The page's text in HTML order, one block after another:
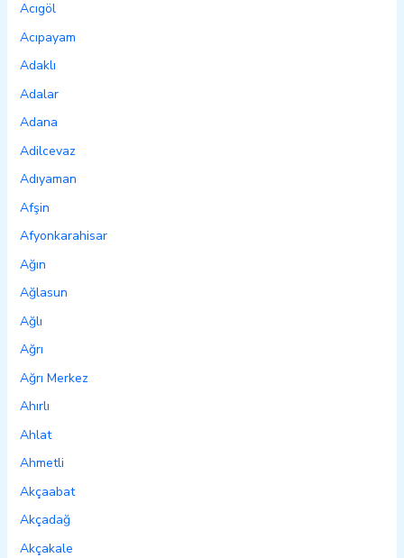
Acıgöl
Acıpayam
Adaklı
Adalar
Adana
Adilcevaz
Adıyaman
Afşin
Afyonkarahisar
Ağın
Ağlasun
Ağlı
Ağrı
Ağrı Merkez
Ahırlı
Ahlat
Ahmetli
Akçaabat
Akçadağ
Akçakale